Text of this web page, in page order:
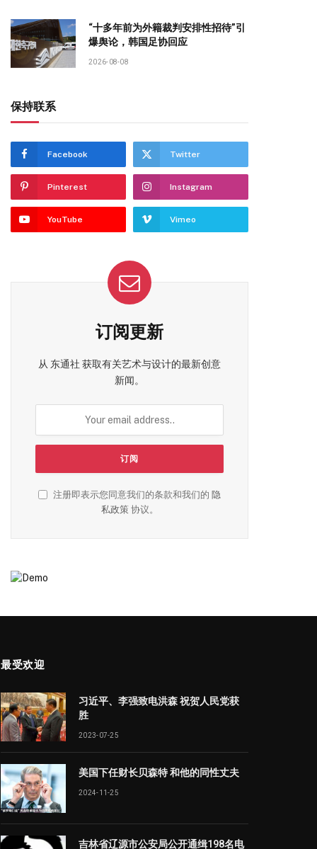
“十多年前为外籍裁判安排性招待”引
爆舆论，韩国足协回应
2026-08-08
保持联系
Facebook Twitter
Pinterest Instagram
YouTube Vimeo
订阅更新
从 东通社 获取有关艺术与设计的最新创意
新闻。
注册即表示您同意我们的条款和我们的 隐
私政策协议。
最受欢迎
习近平、李强致电洪森 祝贺人民党获
胜
2023-07-25
美国下任财长贝森特 和他的同性丈夫
2024-11-25
吉林省辽源市公安局公开通缉198名电